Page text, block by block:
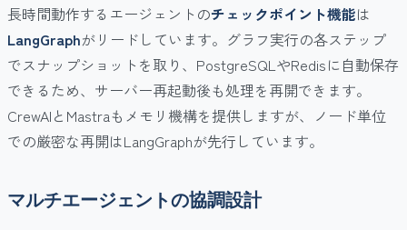
長時間動作するエージェントのチェックポイント機能は
LangGraphがリードしています。グラフ実行の各ステップ
でスナップショットを取り、PostgreSQLやRedisに自動保存
できるため、サーバー再起動後も処理を再開できます。
CrewAIとMastraもメモリ機構を提供しますが、ノード単位
での厳密な再開はLangGraphが先行しています。
マルチエージェントの協調設計